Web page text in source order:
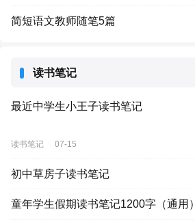
简短语文教师随笔5篇
读书笔记
最近中学生小王子读书笔记
读书笔记 07-15
初中草房子读书笔记
童年学生假期读书笔记1200字（通用）